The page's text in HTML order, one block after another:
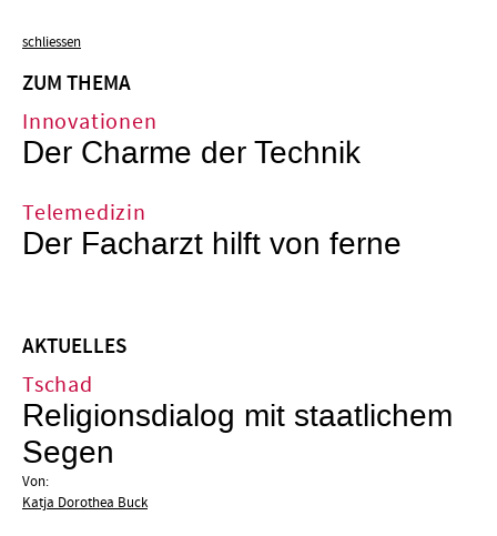
schliessen
ZUM THEMA
Innovationen
Der Charme der Technik
Telemedizin
Der Facharzt hilft von ferne
AKTUELLES
Tschad
Religionsdialog mit staatlichem
Segen
Von:
Katja Dorothea Buck